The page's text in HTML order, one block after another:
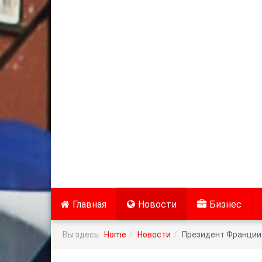
Главная Новости Бизнес
Вы здесь: Home Новости Президент